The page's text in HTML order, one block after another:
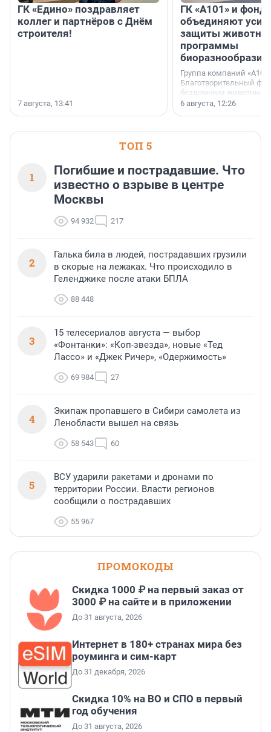
ГК «Едино» поздравляет
коллег и партнёров с Днём
строителя!
7 августа, 13:41
ГК «А101» и фонд
объединяют
защиты
программы
биоразнообразия
Группа компаний
Благотворительный
бездомным животным
заключили соглашение
6 августа, 12:26
ТОП 5
1
Погибшие и пострадавшие. Что
известно о взрыве в центре
Москвы
94 932 217
2
Галька била в людей, пострадавших грузили
в скорые на лежаках. Что происходило в
Геленджике после атаки БПЛА
88 448
3
15 телесериалов августа — выбор
«Фонтанки»: «Коп-звезда», новые «Тед
Лассо» и «Джек Ричер», «Одержимость»
69 984 27
4
Экипаж пропавшего в Сибири самолета из
Ленобласти вышел на связь
58 543 60
5
ВСУ ударили ракетами и дронами по
территории России. Власти регионов
сообщили о пострадавших
55 967
ПРОМОКОДЫ
Скидка 1000 ₽ на первый заказ от
3000 ₽ на сайте и в приложении
До 31 августа, 2026
Интернет в 180+ странах мира без
роуминга и сим-карт
До 31 декабря, 2026
Скидка 10% на ВО и СПО в первый
год обучения
До 31 августа, 2026